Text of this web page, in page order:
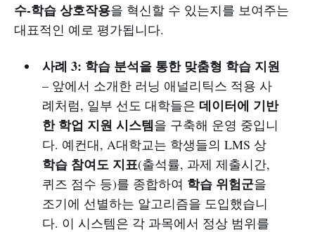
수-학습 상호작용을 혁신할 수 있는지를 보여주는
대표적인 예로 평가됩니다.
사례 3: 학습 분석을 통한 맞춤형 학습 지원
– 앞에서 소개한 러닝 애널리틱스 적용 사
례처럼, 일부 선도 대학들은 데이터에 기반
한 학업 지원 시스템을 구축해 운영 중입니
다. 예컨대, A대학교는 학생들의 LMS 상
학습 참여도 지표(출석률, 과제 제출시간,
퀴즈 점수 등)를 종합하여 학습 위험군을
조기에 선별하는 알고리즘을 도입했습니
다. 이 시스템은 각 과목에서 정상 범위를